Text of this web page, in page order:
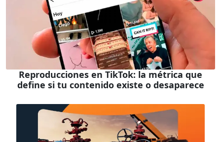
Reproducciones en TikTok: la métrica que
define si tu contenido existe o desaparece